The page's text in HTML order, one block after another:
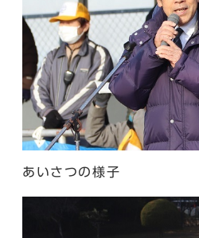
あいさつの様子